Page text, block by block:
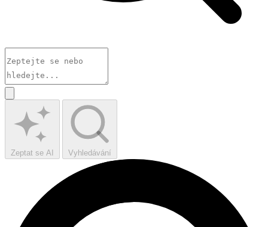
Zeptat se AI Vyhledávání